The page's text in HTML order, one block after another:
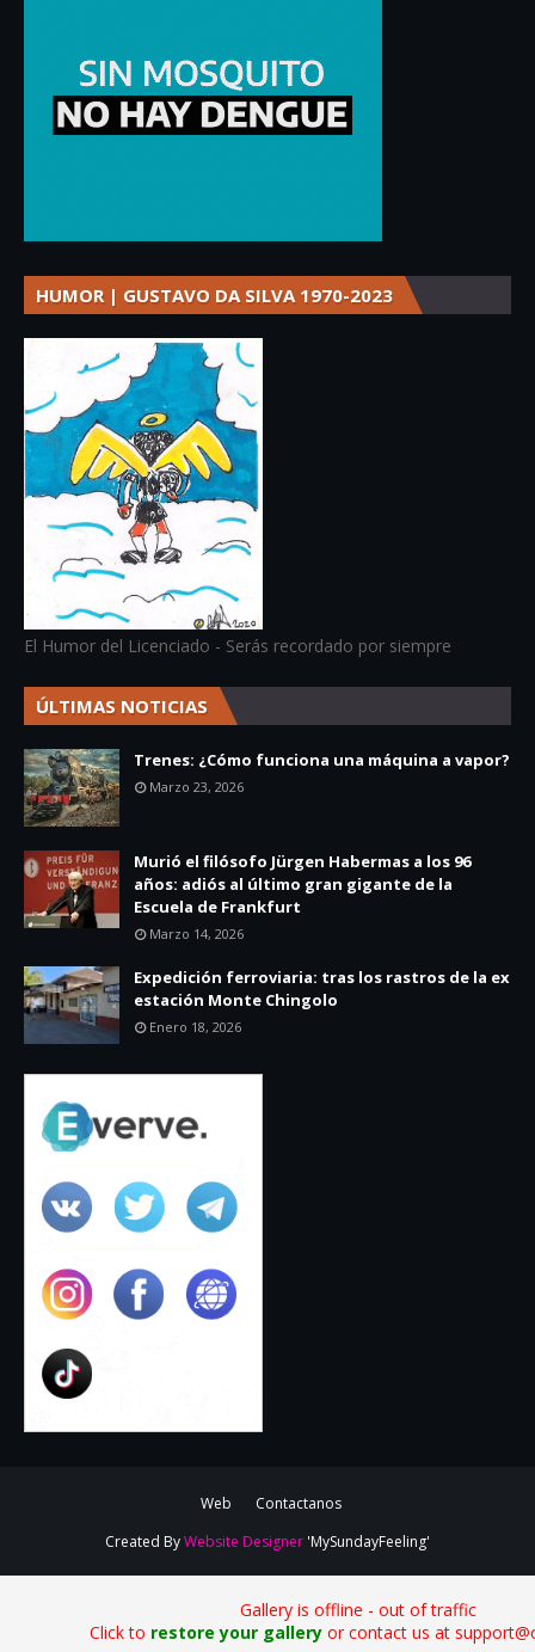
HUMOR | GUSTAVO DA SILVA 1970-2023
El Humor del Licenciado - Serás recordado por siempre
ÚLTIMAS NOTICIAS
Trenes: ¿Cómo funciona una máquina a vapor?
Marzo 23, 2026
Murió el filósofo Jürgen Habermas a los 96
años: adiós al último gran gigante de la
Escuela de Frankfurt
Marzo 14, 2026
Expedición ferroviaria: tras los rastros de la ex
estación Monte Chingolo
Enero 18, 2026
Web
Contactanos
Created ByWebsite Designer 'MySundayFeeling'
Gallery is offline - out of traffic
Click to restore your galleryor contact us at